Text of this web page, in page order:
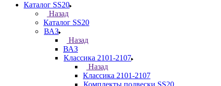
Каталог SS20
Назад
Каталог SS20
ВАЗ
Назад
ВАЗ
Классика 2101-2107
Назад
Классика 2101-2107
Комплекты подвески SS20